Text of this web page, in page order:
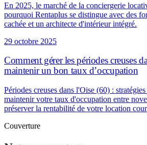
En 2025, le marché de la conciergerie
pourquoi Rentaplus se distingue avec des
cachée et un architecte d'intérieur intégré.
29 octobre 2025
Comment gérer les périodes creuses
maintenir un bon taux d’occupation
Périodes creuses dans l'Oise (60) :
maintenir votre taux d'occupation entre
préserver la rentabilité de votre location
Couverture